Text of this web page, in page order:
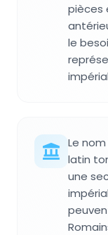
pièces
le
Le
latin
une